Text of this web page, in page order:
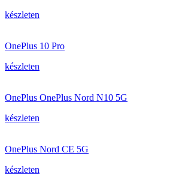
készleten
OnePlus 10 Pro
készleten
OnePlus OnePlus Nord N10 5G
készleten
OnePlus Nord CE 5G
készleten